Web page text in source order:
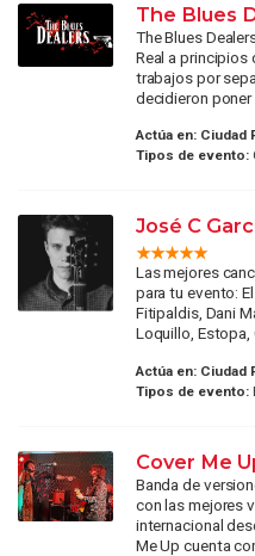
The Blues
The Blues
Real a principios
trabajos por
decidieron poner
Actúa en: Ciudad
Tipos de evento:
José C
Las mejores
para tu evento:
Fitipaldis, Dani
Loquillo, Estopa,
Actúa en: Ciudad
Tipos de evento:
Cover Me
Banda de
con las mejores
internacional
Me Up cuenta